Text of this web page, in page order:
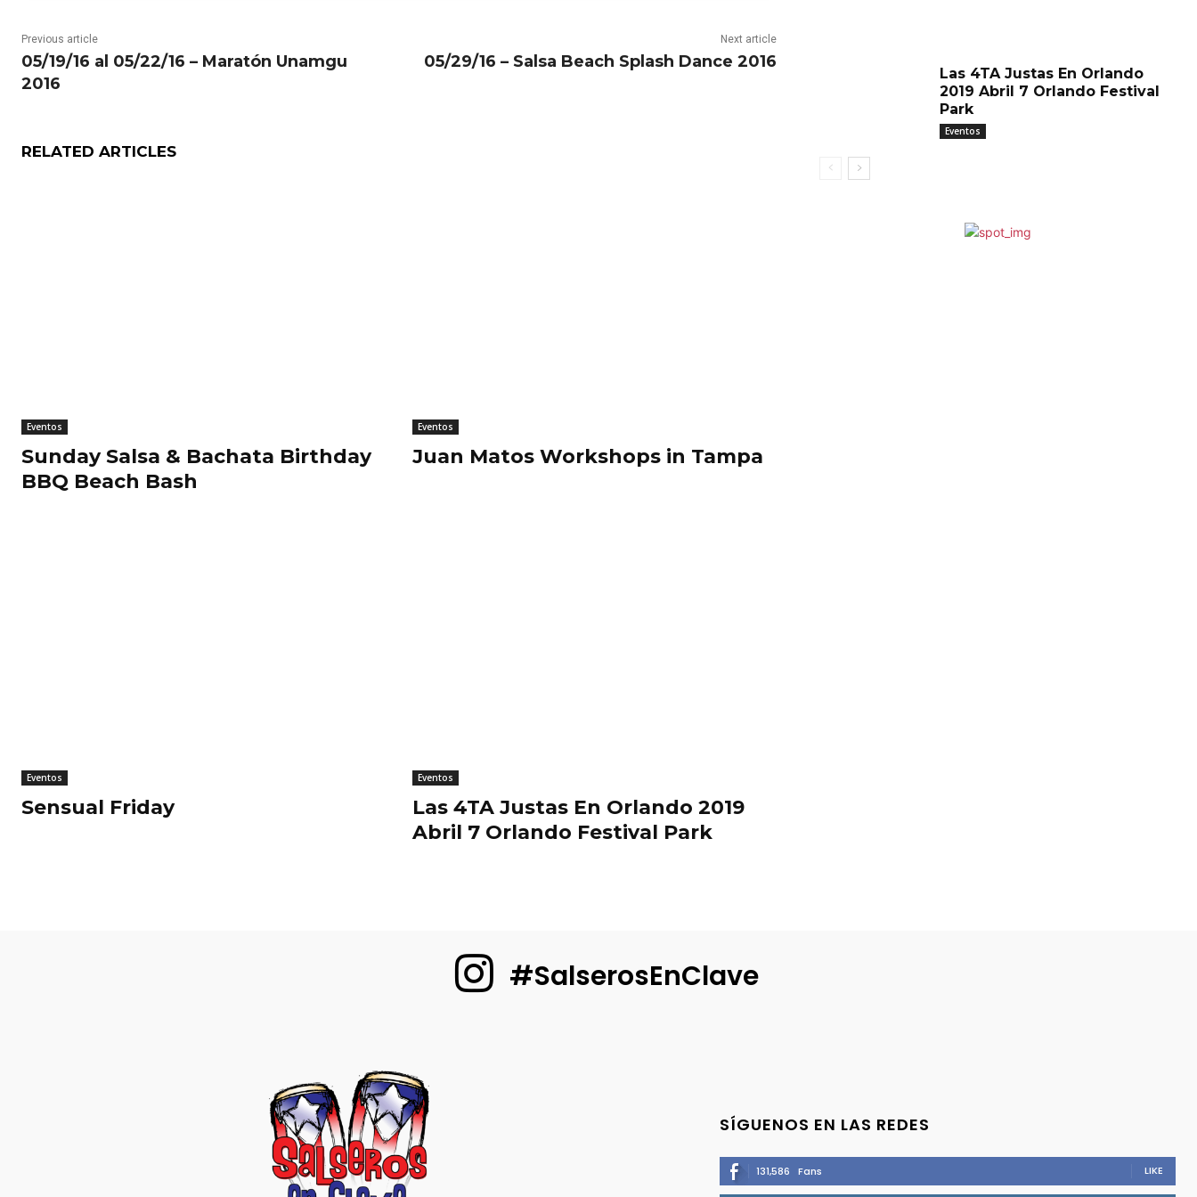
Previous article
05/19/16 al 05/22/16 – Maratón Unamgu
2016
Next article
05/29/16 – Salsa Beach Splash Dance 2016
RELATED ARTICLES
Eventos
Sunday Salsa & Bachata Birthday
BBQ Beach Bash
Eventos
Juan Matos Workshops in Tampa
Eventos
Sensual Friday
Eventos
Las 4TA Justas En Orlando 2019
Abril 7 Orlando Festival Park
Las 4TA Justas En Orlando
2019 Abril 7 Orlando Festival
Park
Eventos
#SalserosEnClave
SÍGUENOS EN LAS REDES
131,586 Fans LIKE